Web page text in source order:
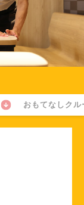
おもてなしクル